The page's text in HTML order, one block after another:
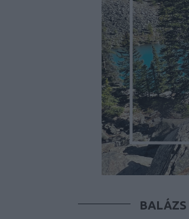
BALÁZS